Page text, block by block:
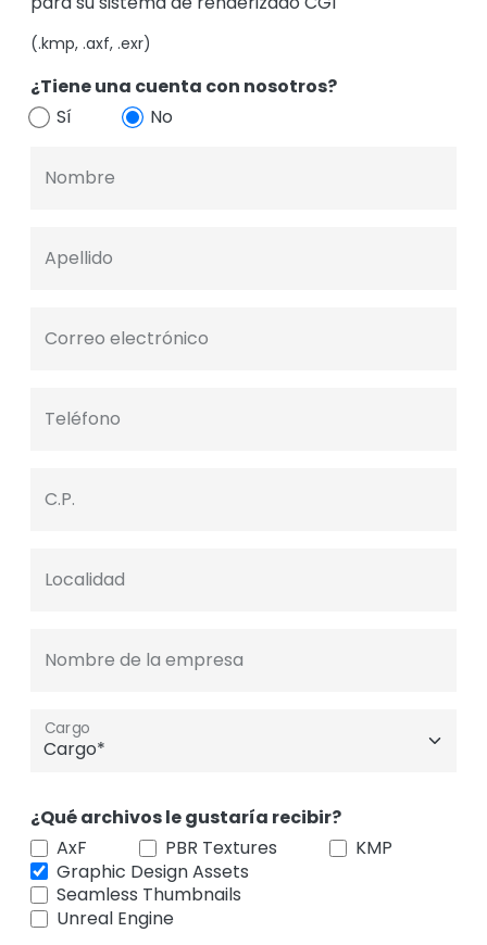
(.kmp, .axf, .exr)
¿Tiene una cuenta con nosotros?
Sí
No
Nombre
Apellido
Correo electrónico
Teléfono
C.P.
Localidad
Nombre de la empresa
Cargo
¿Qué archivos le gustaría recibir?
AxF
PBR Textures
KMP
Graphic Design Assets
Seamless Thumbnails
Unreal Engine